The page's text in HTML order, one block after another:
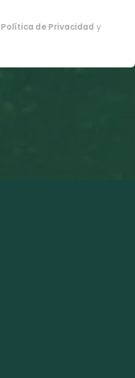
Política de Privacidad y